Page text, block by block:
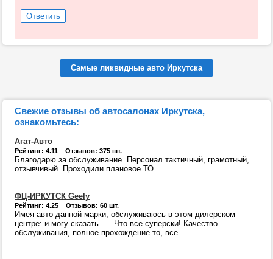
Ответить
Самые ликвидные авто Иркутска
Свежие отзывы об автосалонах Иркутска,
ознакомьтесь:
Агат-Авто
Рейтинг: 4.11 Отзывов: 375 шт.
Благодарю за обслуживание. Персонал тактичный, грамотный,
отзывчивый. Проходили плановое ТО
ФЦ-ИРКУТСК Geely
Рейтинг: 4.25 Отзывов: 60 шт.
Имея авто данной марки, обслуживаюсь в этом дилерском
центре: и могу сказать …. Что все суперски! Качество
обслуживания, полное прохождение то, все...